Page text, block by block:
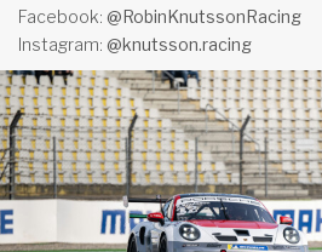
Facebook: @RobinKnutssonRacing
Instagram: @knutsson.racing